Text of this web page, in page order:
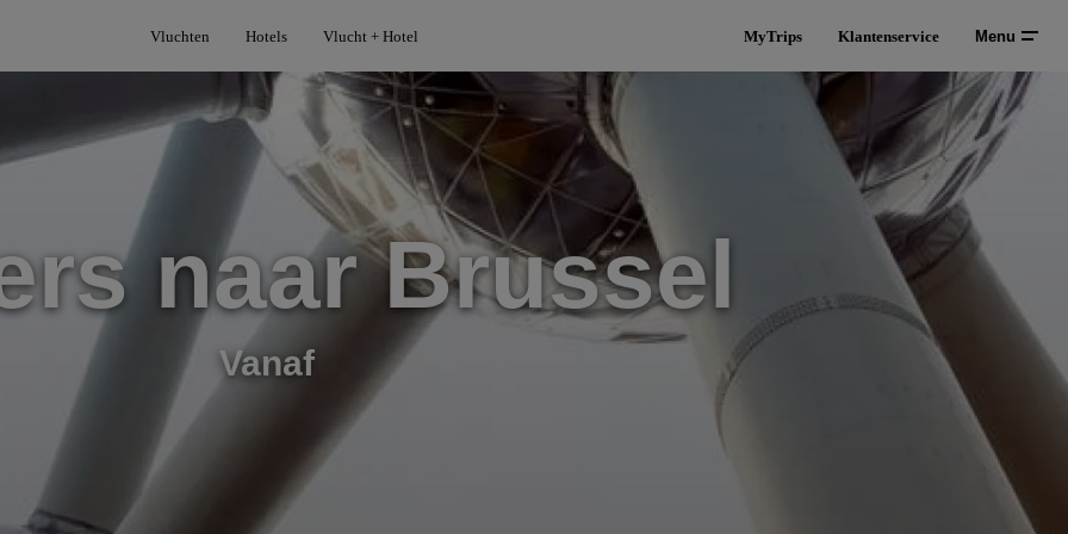
Vluchten Hotels Vlucht + Hotel MyTrips Klantenservice Menu
naar Brussel
Vanaf